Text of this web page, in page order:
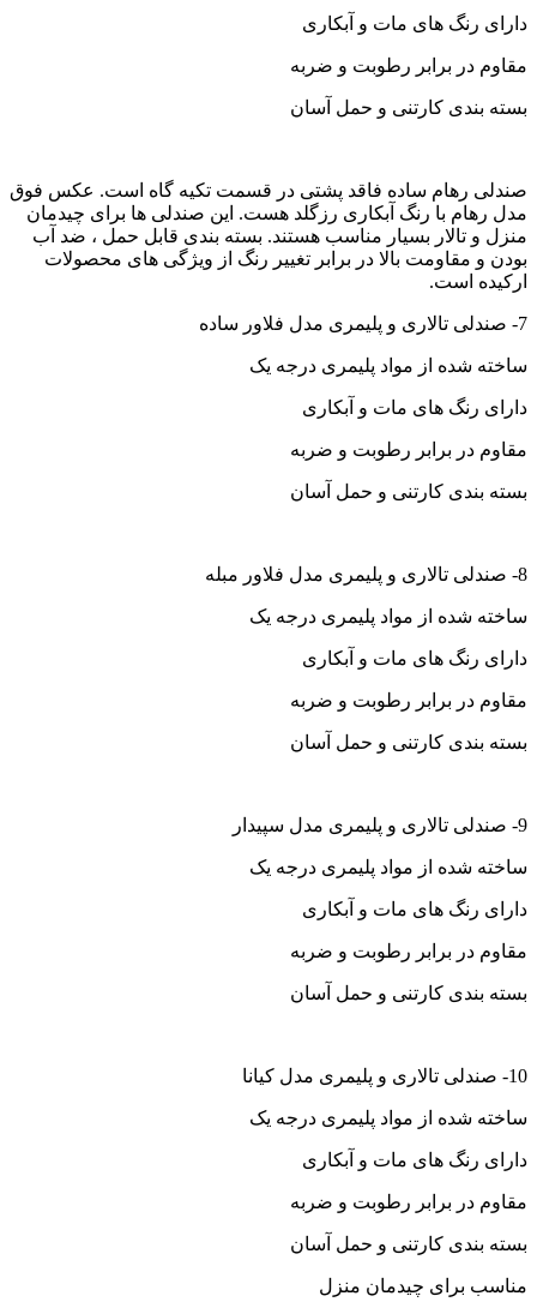
دارای رنگ های مات و آبکاری
مقاوم در برابر رطوبت و ضربه
بسته بندی کارتنی و حمل آسان
صندلی رهام ساده فاقد پشتی در قسمت تکیه گاه است. عکس فوق
مدل رهام با رنگ آبکاری رزگلد هست. این صندلی ها برای چیدمان
منزل و تالار بسیار مناسب هستند. بسته بندی قابل حمل ، ضد آب
بودن و مقاومت بالا در برابر تغییر رنگ از ویژگی های محصولات
ارکیده است.
7- صندلی تالاری و پلیمری مدل فلاور ساده
ساخته شده از مواد پلیمری درجه یک
دارای رنگ های مات و آبکاری
مقاوم در برابر رطوبت و ضربه
بسته بندی کارتنی و حمل آسان
8- صندلی تالاری و پلیمری مدل فلاور مبله
ساخته شده از مواد پلیمری درجه یک
دارای رنگ های مات و آبکاری
مقاوم در برابر رطوبت و ضربه
بسته بندی کارتنی و حمل آسان
9- صندلی تالاری و پلیمری مدل سپیدار
ساخته شده از مواد پلیمری درجه یک
دارای رنگ های مات و آبکاری
مقاوم در برابر رطوبت و ضربه
بسته بندی کارتنی و حمل آسان
10- صندلی تالاری و پلیمری مدل کیانا
ساخته شده از مواد پلیمری درجه یک
دارای رنگ های مات و آبکاری
مقاوم در برابر رطوبت و ضربه
بسته بندی کارتنی و حمل آسان
مناسب برای چیدمان منزل